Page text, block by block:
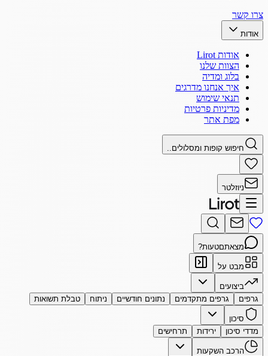
צרו קשר
אודות
אודות Lirot
הצוות שלנו
בלוג ומדיה
איך אנחנו מדרגים
תנאי שימוש
מדיניות פרטיות
מפת אתר
חיפוש קופות ומסלולים..
ניוזלטר
מצאתםטעות?
מבט על
ביצועים
גרפים
גרפים מתקדמים נתונים חודשיים ניתוח טבלת תשואות
סיכון
מדדי סיכון
ירידות תרחישים
הרכב השקעות